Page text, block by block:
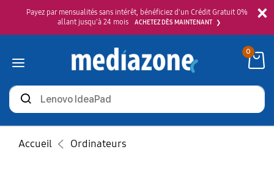
×
Payez par mensualités sans intérêt, bénéficiez d'un Crédit Gratuit 0%
allant jusqu'à 24 mois
ACHETEZ DÈS MAINTENANT
Rechercher
des
produits
0
Accueil Ordinateurs